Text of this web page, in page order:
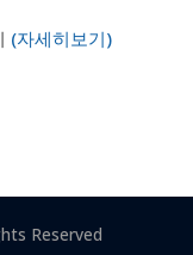
(자세히보기)
Reserved